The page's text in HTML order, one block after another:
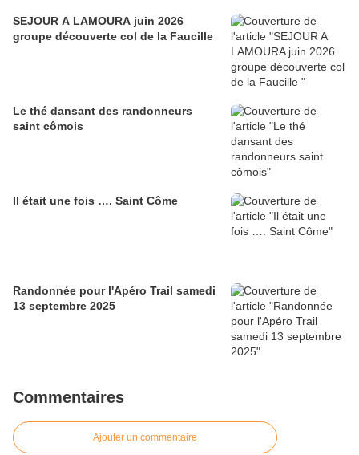
SEJOUR A LAMOURA juin 2026
groupe découverte col de la Faucille
Le thé dansant des randonneurs
saint cômois
Il était une fois …. Saint Côme
Randonnée pour l'Apéro Trail samedi
13 septembre 2025
Commentaires
Ajouter un commentaire